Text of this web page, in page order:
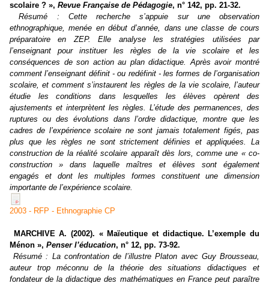
scolaire ? », Revue Française de Pédagogie, n° 142, pp. 21-32.
Résumé :
Cette recherche s’appuie sur une observation
ethnographique, menée en début d’année, dans une classe de cours
préparatoire en ZEP. Elle analyse les stratégies utilisées par
l’enseignant pour instituer les règles de la vie scolaire et les
conséquences de son action au plan didactique. Après avoir montré
comment l’enseignant définit - ou redéfinit - les formes de l’organisation
scolaire, et comment s’instaurent les règles de la vie scolaire, l’auteur
étudie les conditions dans lesquelles les élèves opèrent des
ajustements et interprètent les règles. L’étude des permanences, des
ruptures ou des évolutions dans l’ordre didactique, montre que les
cadres de l’expérience scolaire ne sont jamais totalement figés, pas
plus que les règles ne sont strictement définies et appliquées. La
construction de la réalité scolaire apparaît dès lors, comme une « co-
construction » dans laquelle maîtres et élèves sont également
engagés et dont les multiples formes constituent une dimension
importante de l’expérience scolaire.
2003 - RFP - Ethnographie CP
MARCHIVE A. (2002). « Maïeutique et didactique. L’exemple du
Ménon », Penser l’éducation, n° 12, pp. 73-92.
Résumé : La confrontation de l’illustre Platon avec Guy Brousseau,
auteur trop méconnu de la théorie des situations didactiques et
fondateur de la didactique des mathématiques en France peut paraître